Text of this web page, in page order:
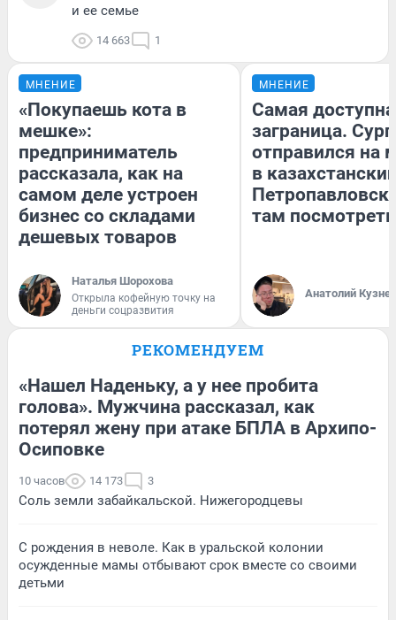
и ее семье
14 663 1
МНЕНИЕ
«Покупаешь кота в
мешке»:
предприниматель
рассказала, как на
самом деле устроен
бизнес со складами
дешевых товаров
Наталья Шорохова
Открыла кофейную точку на
деньги соцразвития
МНЕНИЕ
Самая
заграница.
отправился на
в
там посмотреть
Анатолий
РЕКОМЕНДУЕМ
«Нашел Наденьку, а у нее пробита
голова». Мужчина рассказал, как
потерял жену при атаке БПЛА в Архипо-
Осиповке
10 часов 14 173 3
Соль земли забайкальской. Нижегородцевы
С рождения в неволе. Как в уральской колонии
осужденные мамы отбывают срок вместе со своими
детьми